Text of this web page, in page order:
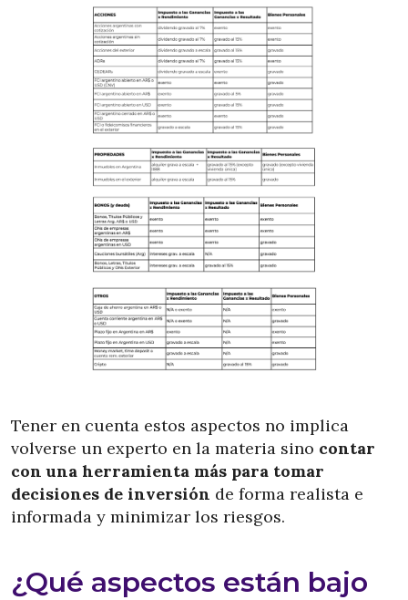
Tener en cuenta estos aspectos no implica
volverse un experto en la materia sino contar
con una herramienta más para tomar
decisiones de inversión de forma realista e
informada y minimizar los riesgos.
¿Qué aspectos están bajo